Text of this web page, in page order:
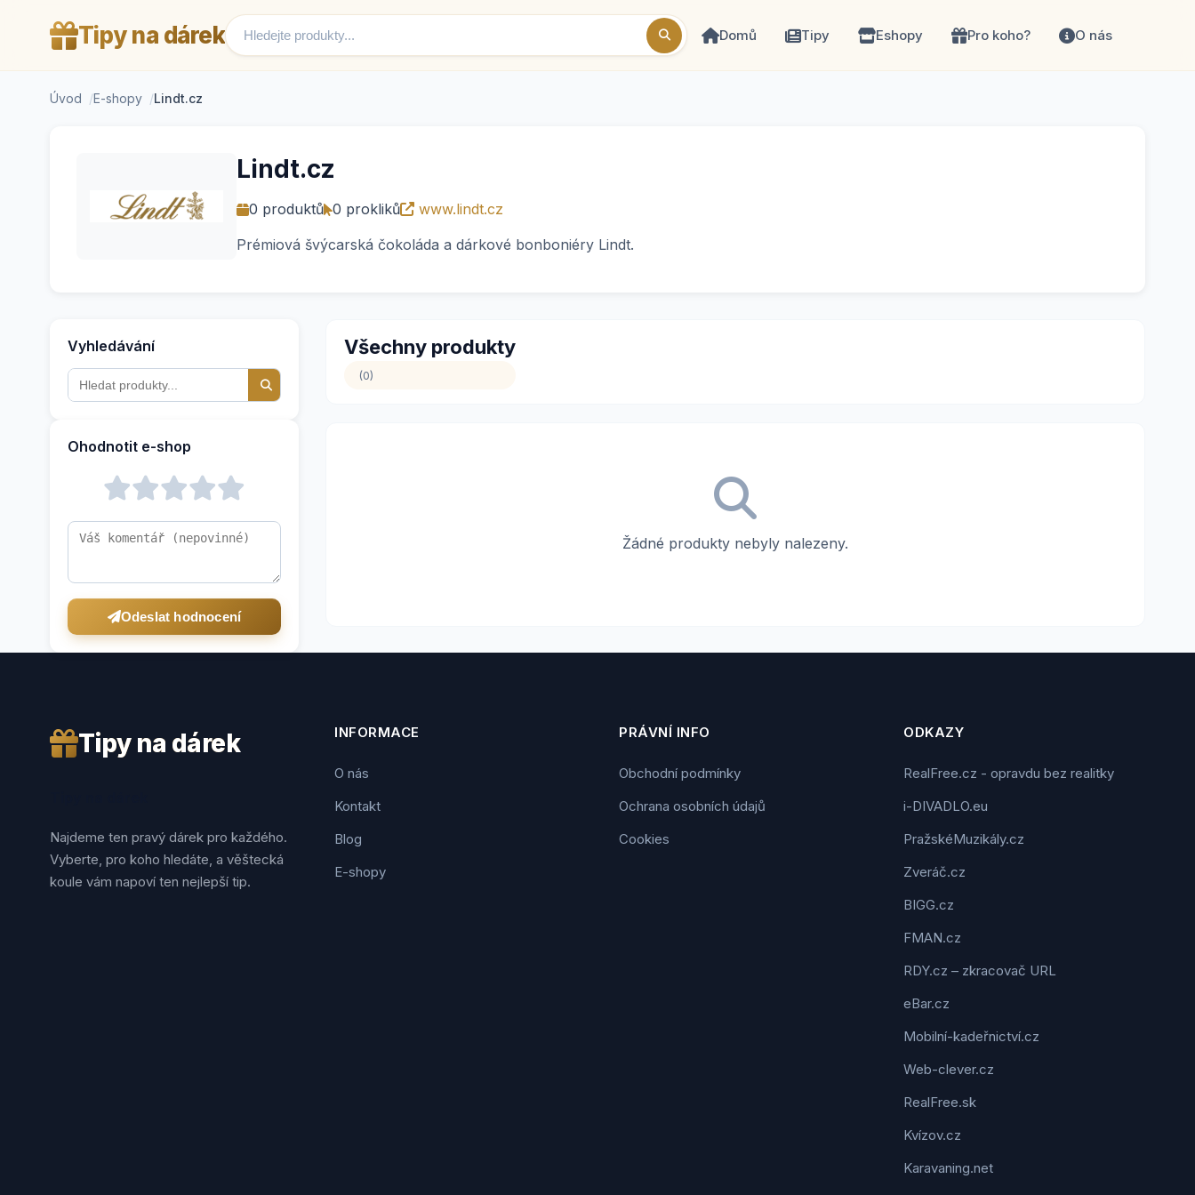
Tipy na dárek Domů Tipy Eshopy Pro koho? O nás
Úvod E-shopy Lindt.cz
Lindt.cz
0 produktů 0 prokliků
www.lindt.cz
Prémiová švýcarská čokoláda a dárkové bonboniéry Lindt.
Vyhledávání
Ohodnotit e-shop
Odeslat hodnocení
Všechny produkty
(0)
Žádné produkty nebyly nalezeny.
Tipy na dárek
Najdeme ten pravý dárek pro každého.
Vyberte, pro koho hledáte, a věštecká
koule vám napoví ten nejlepší tip.
INFORMACE
O nás
Kontakt
Blog
E-shopy
PRÁVNÍ INFO
Obchodní podmínky
Ochrana osobních údajů
Cookies
ODKAZY
RealFree.cz - opravdu bez realitky
i-DIVADLO.eu
PražskéMuzikály.cz
Zveráč.cz
BIGG.cz
FMAN.cz
RDY.cz – zkracovač URL
eBar.cz
Mobilní-kadeřnictví.cz
Web-clever.cz
RealFree.sk
Kvízov.cz
Karavaning.net